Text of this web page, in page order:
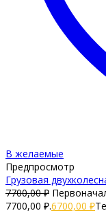
В желаемые
Предпросмотр
Грузовая
7700,00₽
7700,00 ₽.6700,00 ₽